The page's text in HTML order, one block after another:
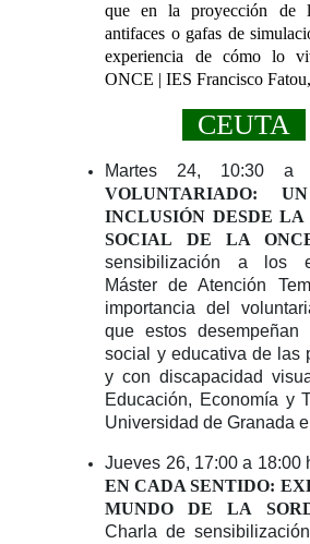
que en la proyección de
antifaces o gafas de
experiencia de cómo lo
ONCE | IES Francisco
CEUTA
Martes 24, 10:30 a
VOLUNTARIADO:
INCLUSIÓN DESDE LA
SOCIAL DE LA
sensibilización a los
Máster de Atención
importancia del
que estos
social y educativa de las
y con discapacidad
Educación, Economía y
Universidad de Granada
Jueves 26, 17:00 a 18:00
EN CADA SENTIDO:
MUNDO DE LA
Charla de